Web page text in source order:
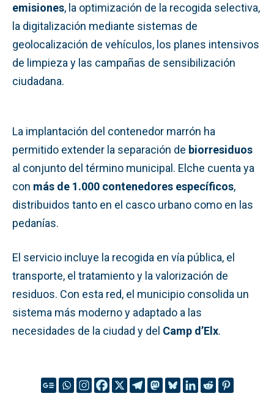
emisiones, la optimización de la recogida selectiva,
la digitalización mediante sistemas de
geolocalización de vehículos, los planes intensivos
de limpieza y las campañas de sensibilización
ciudadana.
La implantación del contenedor marrón ha
permitido extender la separación de biorresiduos
al conjunto del término municipal. Elche cuenta ya
con más de 1.000 contenedores específicos,
distribuidos tanto en el casco urbano como en las
pedanías.
El servicio incluye la recogida en vía pública, el
transporte, el tratamiento y la valorización de
residuos. Con esta red, el municipio consolida un
sistema más moderno y adaptado a las
necesidades de la ciudad y del Camp d’Elx.